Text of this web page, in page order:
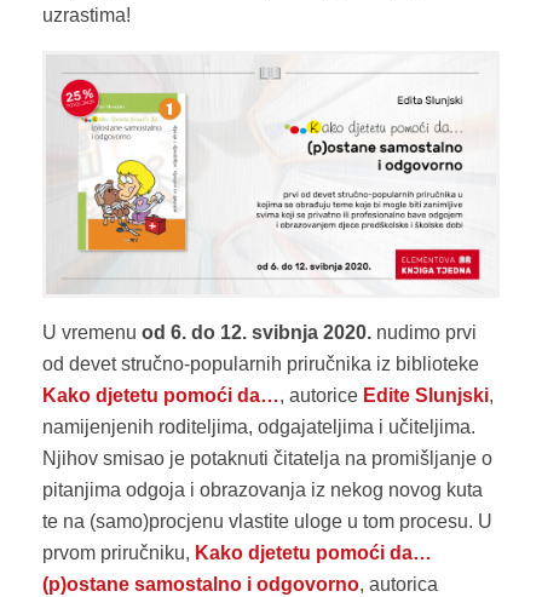
uzrastima!
U vremenu od 6. do 12. svibnja 2020. nudimo prvi
od devet stručno-popularnih priručnika iz biblioteke
Kako djetetu pomoći da…, autorice Edite Slunjski,
namijenjenih roditeljima, odgajateljima i učiteljima.
Njihov smisao je potaknuti čitatelja na promišljanje o
pitanjima odgoja i obrazovanja iz nekog novog kuta
te na (samo)procjenu vlastite uloge u tom procesu. U
prvom priručniku, Kako djetetu pomoći da…
(p)ostane samostalno i odgovorno, autorica